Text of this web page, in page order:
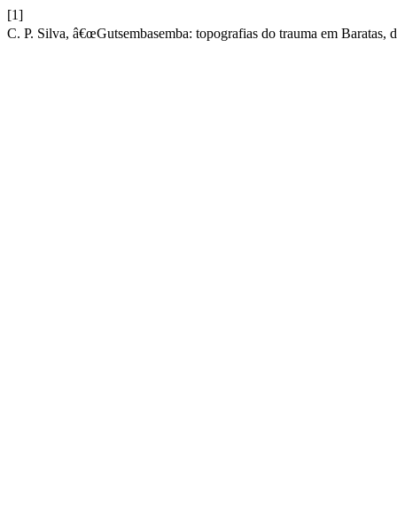
[1]
C. P. Silva, â€œGutsembasemba: topografias do trauma em Baratas,